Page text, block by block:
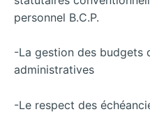
personnel B.C.P.
-La gestion des budgets
administratives
-Le respect des